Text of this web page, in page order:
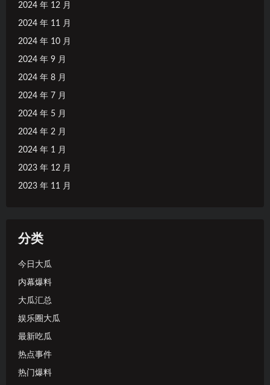
2024 年 12 月
2024 年 11 月
2024 年 10 月
2024 年 9 月
2024 年 8 月
2024 年 7 月
2024 年 5 月
2024 年 2 月
2024 年 1 月
2023 年 12 月
2023 年 11 月
分类
今日大瓜
内幕爆料
大瓜汇总
娱乐圈大瓜
最新吃瓜
热点事件
热门爆料